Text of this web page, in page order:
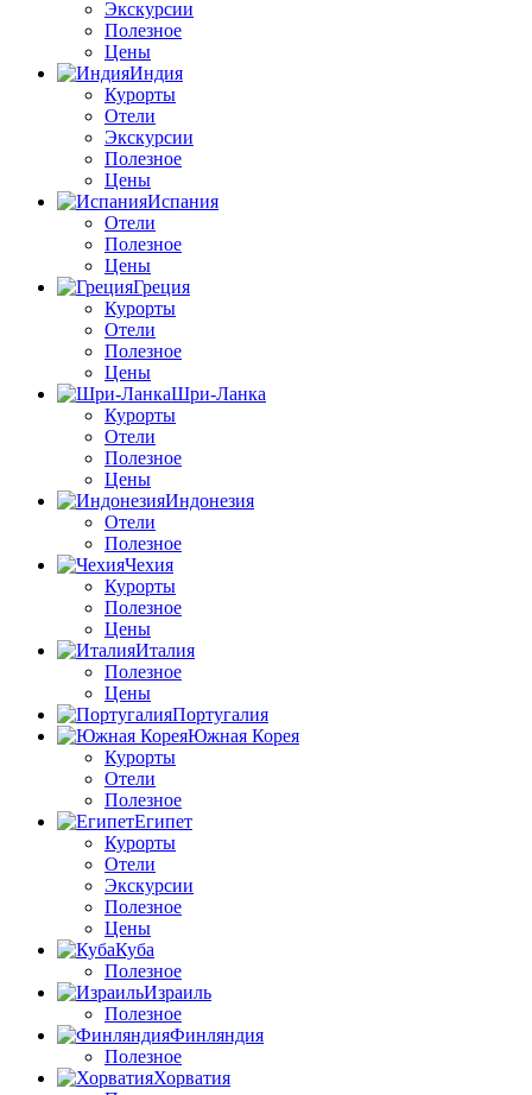
Экскурсии
Полезное
Цены
Индия
Курорты
Отели
Экскурсии
Полезное
Цены
Испания
Отели
Полезное
Цены
Греция
Курорты
Отели
Полезное
Цены
Шри-Ланка
Курорты
Отели
Полезное
Цены
Индонезия
Отели
Полезное
Чехия
Курорты
Полезное
Цены
Италия
Полезное
Цены
Португалия
Южная Корея
Курорты
Отели
Полезное
Египет
Курорты
Отели
Экскурсии
Полезное
Цены
Куба
Полезное
Израиль
Полезное
Финляндия
Полезное
Хорватия